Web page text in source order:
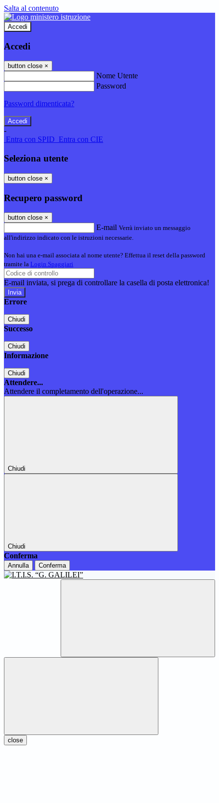
Salta al contenuto
Accedi
Accedi
button close ×
Nome Utente
Password
Password dimenticata?
-
Entra con SPID Entra con CIE
Seleziona utente
button close ×
Recupero password
button close ×
E-mail Verrà inviato un messaggio
all'indirizzo indicato con le istruzioni necessarie.
Non hai una e-mail associata al nome utente? Effettua il reset della password
tramite la Login Spaggiari
E-mail inviata, si prega di controllare la casella di posta elettronica!
Errore
Chiudi
Successo
Chiudi
Informazione
Chiudi
Attendere...
Attendere il completamento dell'operazione...
Chiudi
Chiudi
Conferma
Annulla Conferma
close